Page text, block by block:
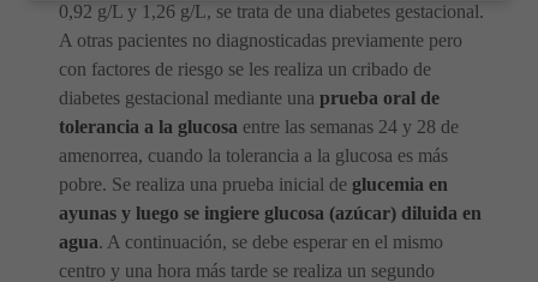
0,92 g/L y 1,26 g/L, se trata de una diabetes gestacional.
A otras pacientes no diagnosticadas previamente pero
con factores de riesgo se les realiza un cribado de
diabetes gestacional mediante una prueba oral de
tolerancia a la glucosa entre las semanas 24 y 28 de
amenorrea, cuando la tolerancia a la glucosa es más
pobre. Se realiza una prueba inicial de glucemia en
ayunas y luego se ingiere glucosa (azúcar) diluida en
agua. A continuación, se debe esperar en el mismo
centro y una hora más tarde se realiza un segundo